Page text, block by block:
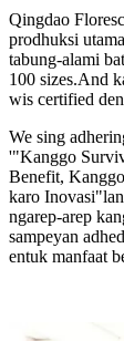
Qingdao
prodhuksi
tabung-alami
100 sizes.And
wis certified
We sing
'"Kanggo
Benefit,
karo
ngarep-arep
sampeyan
entuk manfaat